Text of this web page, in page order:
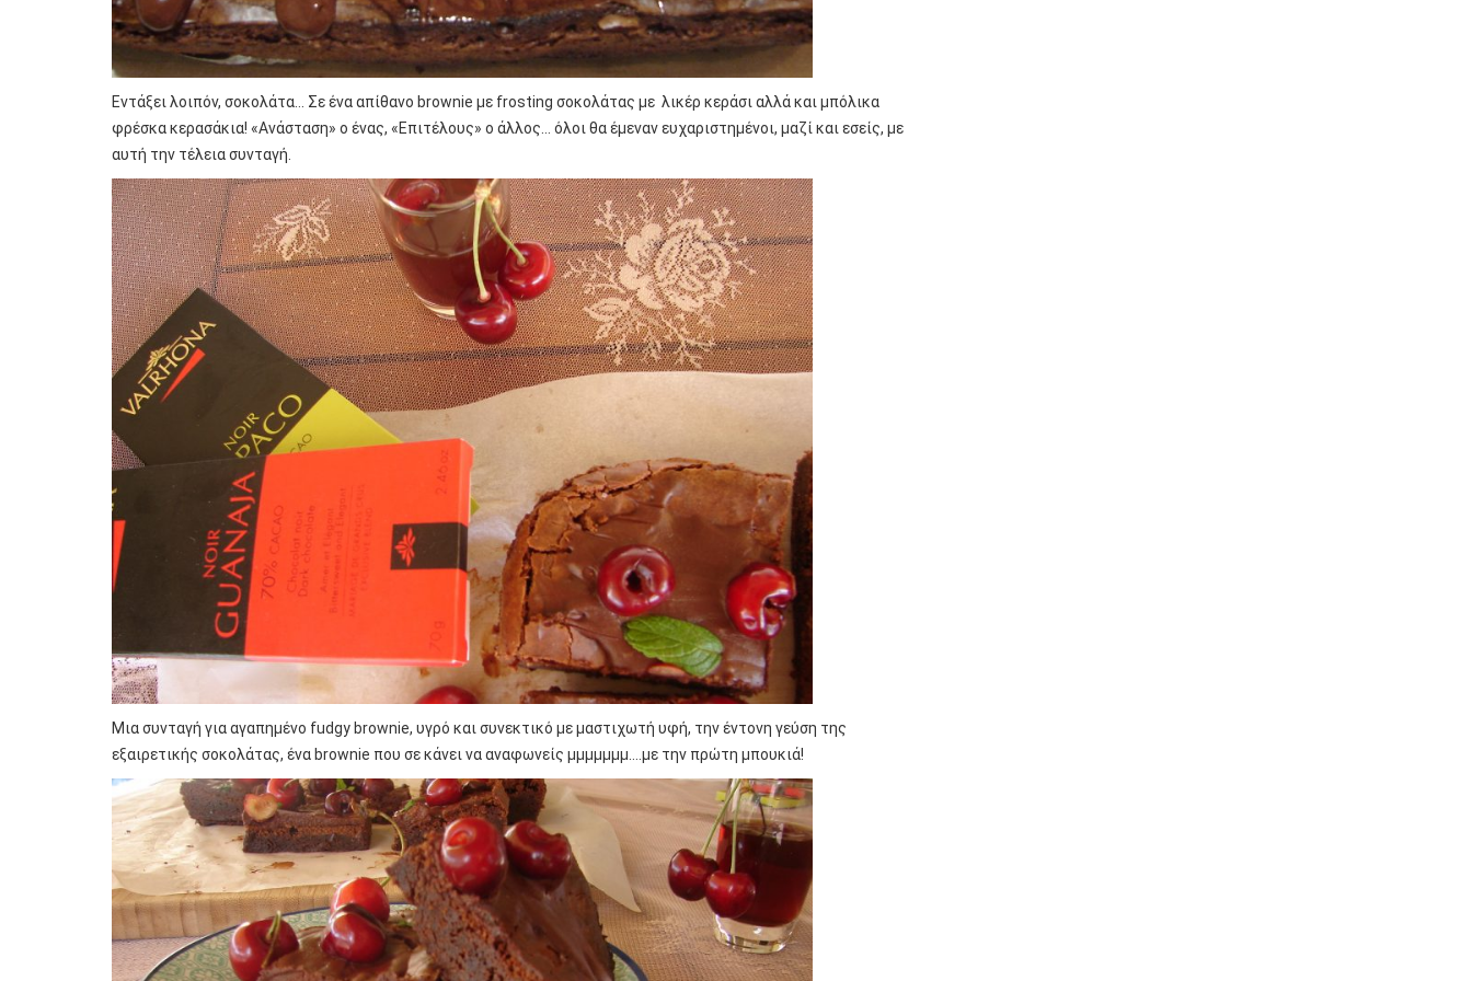
Εντάξει λοιπόν, σοκολάτα… Σε ένα απίθανο brownie με frosting σοκολάτας με λικέρ κεράσι αλλά και μπόλικα
φρέσκα κερασάκια! «Ανάσταση» ο ένας, «Επιτέλους» ο άλλος… όλοι θα έμεναν ευχαριστημένοι, μαζί και εσείς, με
αυτή την τέλεια συνταγή.
Μια συνταγή για αγαπημένο fudgy brownie, υγρό και συνεκτικό με μαστιχωτή υφή, την έντονη γεύση της
εξαιρετικής σοκολάτας, ένα brownie που σε κάνει να αναφωνείς μμμμμμμ….με την πρώτη μπουκιά!